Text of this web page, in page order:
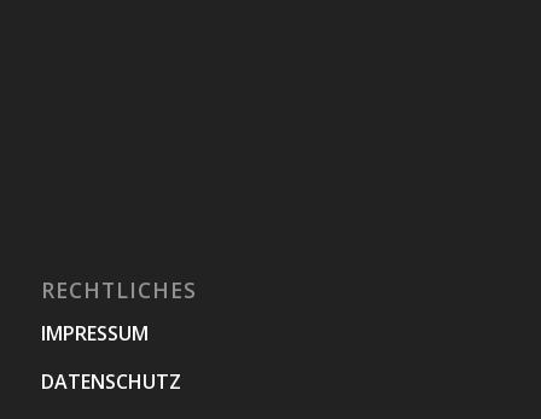
RECHTLICHES
IMPRESSUM
DATENSCHUTZ